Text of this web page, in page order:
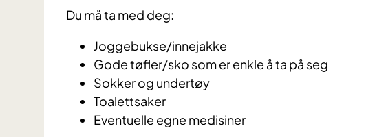
Du må ta med deg:
Joggebukse/innejakke
Gode tøfler/sko som er enkle å ta på seg
Sokker og undertøy
Toalettsaker
Eventuelle egne medisiner